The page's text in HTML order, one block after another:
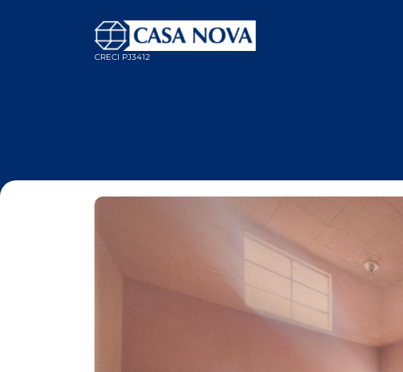
CRECI PJ3412